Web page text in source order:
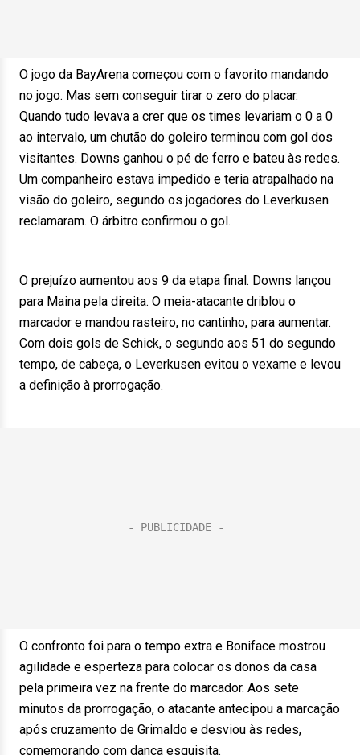
O jogo da BayArena começou com o favorito mandando
no jogo. Mas sem conseguir tirar o zero do placar.
Quando tudo levava a crer que os times levariam o 0 a 0
ao intervalo, um chutão do goleiro terminou com gol dos
visitantes. Downs ganhou o pé de ferro e bateu às redes.
Um companheiro estava impedido e teria atrapalhado na
visão do goleiro, segundo os jogadores do Leverkusen
reclamaram. O árbitro confirmou o gol.
O prejuízo aumentou aos 9 da etapa final. Downs lançou
para Maina pela direita. O meia-atacante driblou o
marcador e mandou rasteiro, no cantinho, para aumentar.
Com dois gols de Schick, o segundo aos 51 do segundo
tempo, de cabeça, o Leverkusen evitou o vexame e levou
a definição à prorrogação.
O confronto foi para o tempo extra e Boniface mostrou
agilidade e esperteza para colocar os donos da casa
pela primeira vez na frente do marcador. Aos sete
minutos da prorrogação, o atacante antecipou a marcação
após cruzamento de Grimaldo e desviou às redes,
comemorando com dança esquisita.